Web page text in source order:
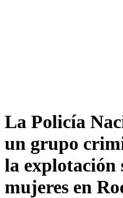
La Policía
un grupo
la explotación
mujeres en